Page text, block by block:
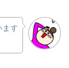
ます